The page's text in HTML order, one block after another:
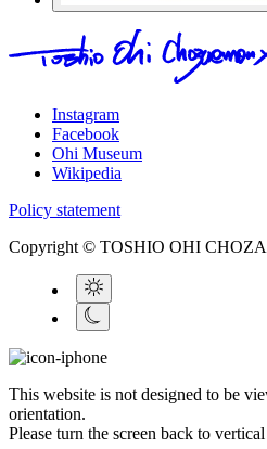
Instagram
Facebook
Ohi Museum
Wikipedia
Policy statement
Copyright © TOSHIO OHI
This website is not designed to be
orientation.
Please turn the screen back to